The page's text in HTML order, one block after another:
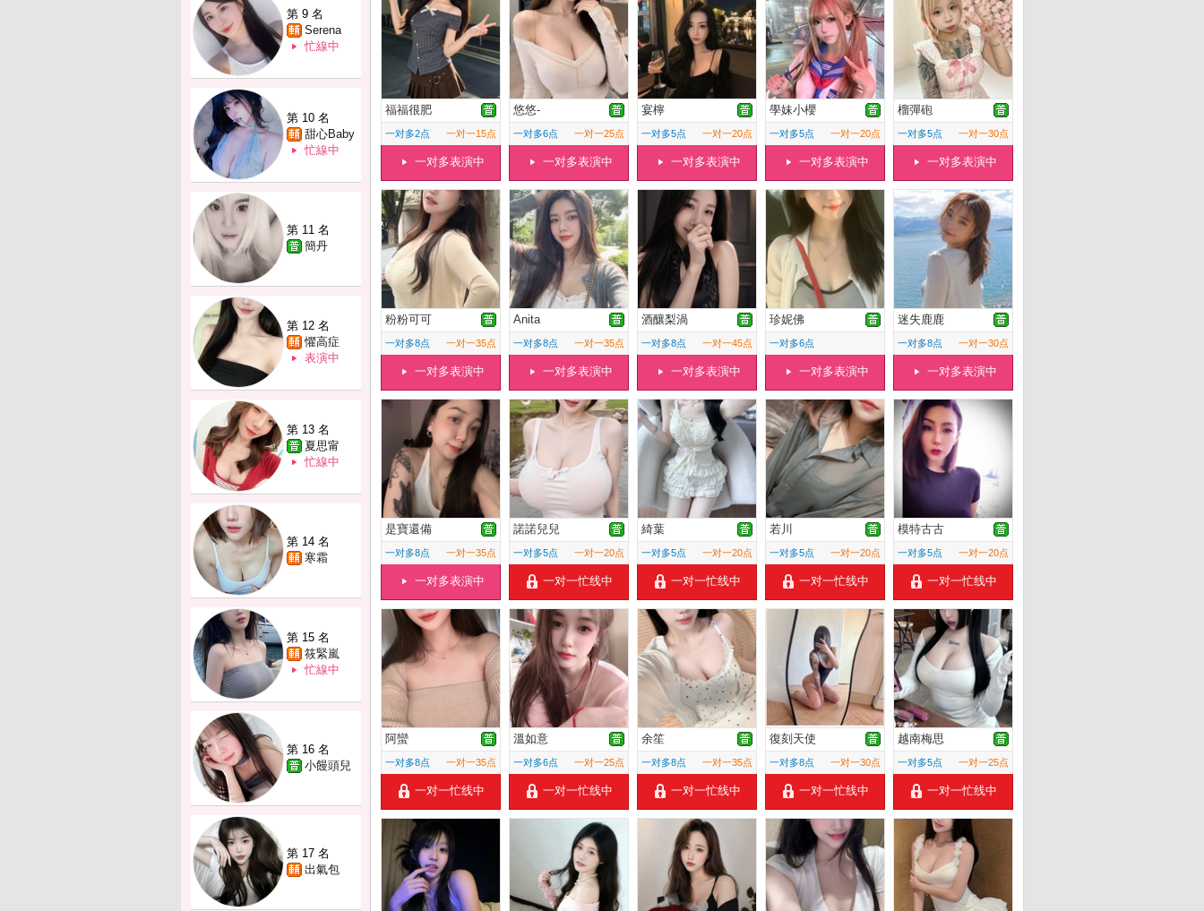
第 9 名
Serena
忙線中
第 10 名
甜心Baby
忙線中
第 11 名
簡丹
第 12 名
懼高症
表演中
第 13 名
夏思甯
忙線中
第 14 名
寒霜
第 15 名
筱緊嵐
忙線中
第 16 名
小饅頭兒
第 17 名
出氣包
福福很肥
一对多2点 一对一15点
一对多表演中
悠悠-
一对多6点 一对一25点
一对多表演中
宴檸
一对多5点 一对一20点
一对多表演中
學妹小櫻
一对多5点 一对一20点
一对多表演中
榴彈砲
一对多5点 一对一30点
一对多表演中
粉粉可可
一对多8点 一对一35点
一对多表演中
Anita
一对多8点 一对一35点
一对多表演中
酒釀梨渦
一对多8点 一对一45点
一对多表演中
珍妮佛
一对多6点
一对多表演中
迷失鹿鹿
一对多8点 一对一30点
一对多表演中
是寶還備
一对多8点 一对一35点
一对多表演中
諾諾兒兒
一对多5点 一对一20点
一对一忙线中
綺葉
一对多5点 一对一20点
一对一忙线中
若川
一对多5点 一对一20点
一对一忙线中
模特古古
一对多5点 一对一20点
一对一忙线中
阿蠻
一对多8点 一对一35点
一对一忙线中
溫如意
一对多6点 一对一25点
一对一忙线中
余笙
一对多8点 一对一35点
一对一忙线中
復刻天使
一对多8点 一对一30点
一对一忙线中
越南梅思
一对多5点 一对一25点
一对一忙线中